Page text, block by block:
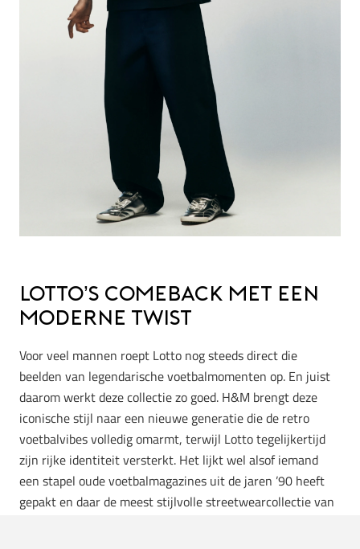
Lotto’s comeback met een
moderne twist
Voor veel mannen roept Lotto nog steeds direct die
beelden van legendarische voetbalmomenten op. En juist
daarom werkt deze collectie zo goed. H&M brengt deze
iconische stijl naar een nieuwe generatie die de retro
voetbalvibes volledig omarmt, terwijl Lotto tegelijkertijd
zijn rijke identiteit versterkt. Het lijkt wel alsof iemand
een stapel oude voetbalmagazines uit de jaren ’90 heeft
gepakt en daar de meest stijlvolle streetwearcollectie van